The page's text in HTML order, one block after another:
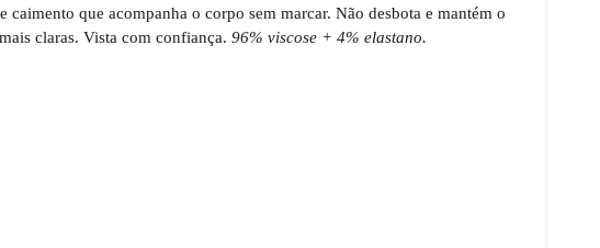
que acompanha o corpo sem marcar. Não desbota e mantém o
claras. Vista com confiança. 96% viscose + 4% elastano.